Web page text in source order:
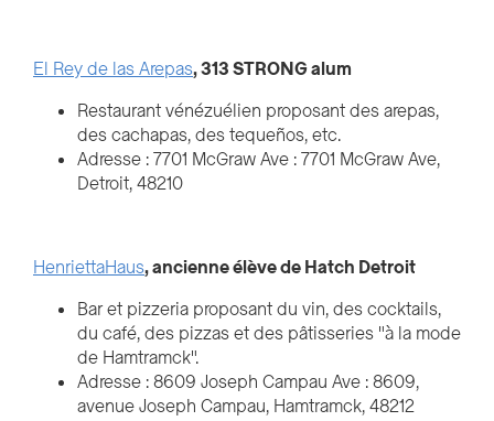
El Rey de las Arepas, 313 STRONG alum
Restaurant vénézuélien proposant des arepas,
des cachapas, des tequeños, etc.
Adresse : 7701 McGraw Ave : 7701 McGraw Ave,
Detroit, 48210
HenriettaHaus, ancienne élève de Hatch Detroit
Bar et pizzeria proposant du vin, des cocktails,
du café, des pizzas et des pâtisseries "à la mode
de Hamtramck".
Adresse : 8609 Joseph Campau Ave : 8609,
avenue Joseph Campau, Hamtramck, 48212